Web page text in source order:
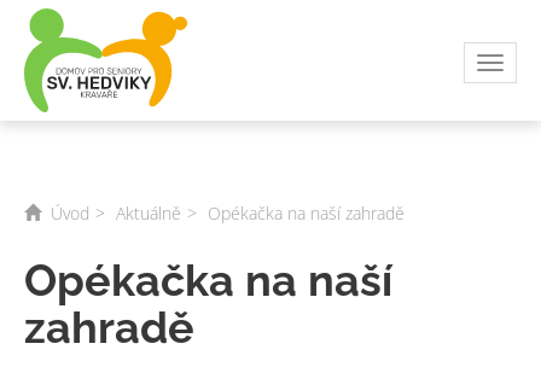
Úvod Aktuálně Opékačka na naší zahradě
Opékačka na naší
zahradě